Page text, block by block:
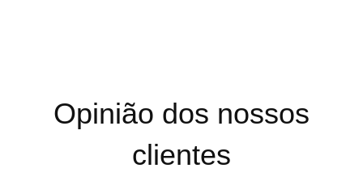
Opinião dos nossos
clientes